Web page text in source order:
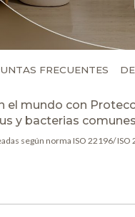
FRECUENTES
el mundo con
y bacterias
según norma ISO 22196/